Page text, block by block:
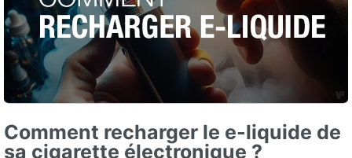
Comment recharger le e-liquide de
sa cigarette électronique ?